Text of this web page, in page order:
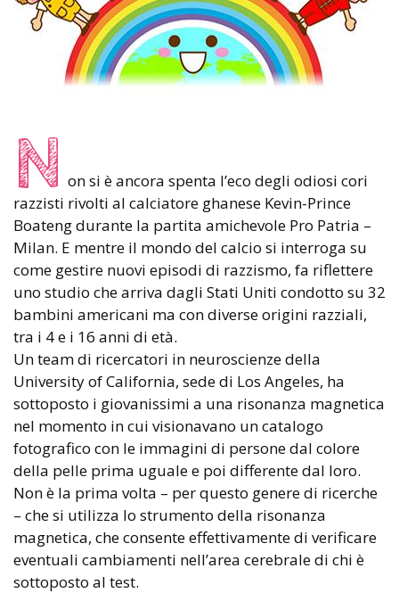
N on si è ancora spenta l’eco degli odiosi cori
razzisti rivolti al calciatore ghanese Kevin-Prince
Boateng durante la partita amichevole Pro Patria –
Milan. E mentre il mondo del calcio si interroga su
come gestire nuovi episodi di razzismo, fa riflettere
uno studio che arriva dagli Stati Uniti condotto su 32
bambini americani ma con diverse origini razziali,
tra i 4 e i 16 anni di età.
Un team di ricercatori in neuroscienze della
University of California, sede di Los Angeles, ha
sottoposto i giovanissimi a una risonanza magnetica
nel momento in cui visionavano un catalogo
fotografico con le immagini di persone dal colore
della pelle prima uguale e poi differente dal loro.
Non è la prima volta – per questo genere di ricerche
– che si utilizza lo strumento della risonanza
magnetica, che consente effettivamente di verificare
eventuali cambiamenti nell’area cerebrale di chi è
sottoposto al test.